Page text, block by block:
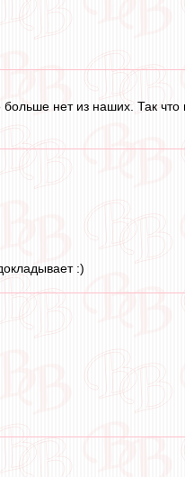
нет из наших. Так
:)